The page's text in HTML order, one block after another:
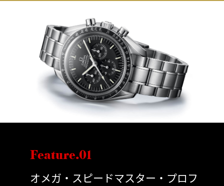
Feature.01
オメガ・スピードマスター・プロフ